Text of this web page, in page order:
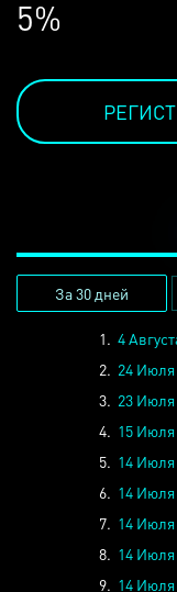
69%
За 30 дней
1. 4
2. 24 Июля
3. 23 Июля
4. 15 Июля
5. 14 Июля
6. 14 Июля
7. 14 Июля
8. 14 Июля
9. 14 Июля